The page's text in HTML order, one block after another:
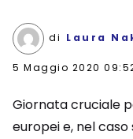
di Laura
5 Maggio 2020
Giornata cruciale
europei e, nel